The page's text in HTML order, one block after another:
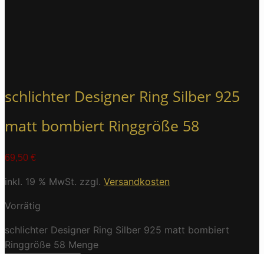
schlichter Designer Ring Silber 925
matt bombiert Ringgröße 58
69,50 €
inkl. 19 % MwSt. zzgl. Versandkosten
Vorrätig
schlichter Designer Ring Silber 925 matt bombiert
Ringgröße 58 Menge